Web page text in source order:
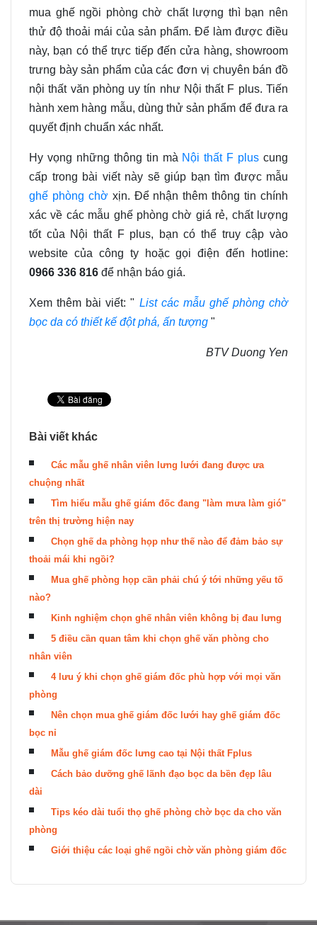
mua ghế ngồi phòng chờ chất lượng thì bạn nên
thử độ thoải mái của sản phẩm. Để làm được điều
này, bạn có thể trực tiếp đến cửa hàng, showroom
trưng bày sản phẩm của các đơn vị chuyên bán đồ
nội thất văn phòng uy tín như Nội thất F plus. Tiến
hành xem hàng mẫu, dùng thử sản phẩm để đưa ra
quyết định chuẩn xác nhất.
Hy vọng những thông tin mà Nội thất F plus cung
cấp trong bài viết này sẽ giúp bạn tìm được mẫu
ghế phòng chờ xịn. Để nhận thêm thông tin chính
xác về các mẫu ghế phòng chờ giá rẻ, chất lượng
tốt của Nội thất F plus, bạn có thể truy cập vào
website của công ty hoặc gọi điện đến hotline:
0966 336 816 để nhận báo giá.
Xem thêm bài viết: " List các mẫu ghế phòng chờ
bọc da có thiết kế đột phá, ấn tượng "
BTV Duong Yen
Bài viết khác
Các mẫu ghế nhân viên lưng lưới đang được ưa
chuộng nhất
Tìm hiểu mẫu ghế giám đốc đang "làm mưa làm gió"
trên thị trường hiện nay
Chọn ghế da phòng họp như thế nào để đảm bảo sự
thoải mái khi ngồi?
Mua ghế phòng họp cần phải chú ý tới những yếu tố
nào?
Kinh nghiệm chọn ghế nhân viên không bị đau lưng
5 điều cần quan tâm khi chọn ghế văn phòng cho
nhân viên
4 lưu ý khi chọn ghế giám đốc phù hợp với mọi văn
phòng
Nên chọn mua ghế giám đốc lưới hay ghế giám đốc
bọc nỉ
Mẫu ghế giám đốc lưng cao tại Nội thất Fplus
Cách bảo dưỡng ghế lãnh đạo bọc da bền đẹp lâu
dài
Tips kéo dài tuổi thọ ghế phòng chờ bọc da cho văn
phòng
Giới thiệu các loại ghế ngồi chờ văn phòng giám đốc